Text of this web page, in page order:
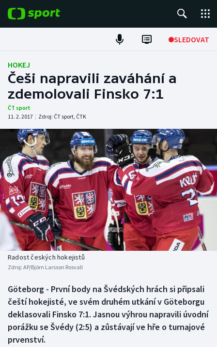
SLEDOVAT
Fotbal
Hokej
Tenis
Atletika
Cyklistika
DALŠÍ SPORTY
Americký fotbal
Baseball a softbal
Basketbal
Biatlon
Boby a skeleton
Box
Curling
NEPŘEHLÉDNĚTE
Soutěže
Historické návraty
Aplikace ČT sport
AZ kvíz
HOKEJ
Češi napravili zaváhání a
zdemolovali Finsko 7:1
ČT sport
11. 2. 2017 | Zdroj: ČT sport, ČTK
Radost českých hokejistů
Zdroj: AP/Björn Larsson Rosvall
Göteborg - První body na Švédských hrách si připsali
čeští hokejisté, ve svém druhém utkání v Göteborgu
deklasovali Finsko 7:1. Jasnou výhrou napravili úvodní
porážku se Švédy (2:5) a zůstávají ve hře o turnajové
prvenství.